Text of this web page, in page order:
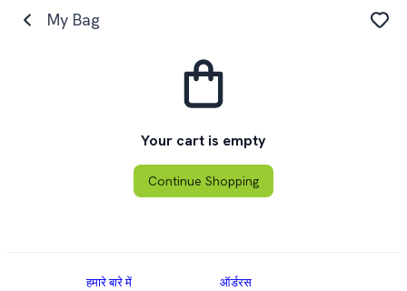
My Bag
Your cart is empty
Continue Shopping
हमारे बारे में
ऑर्डरस